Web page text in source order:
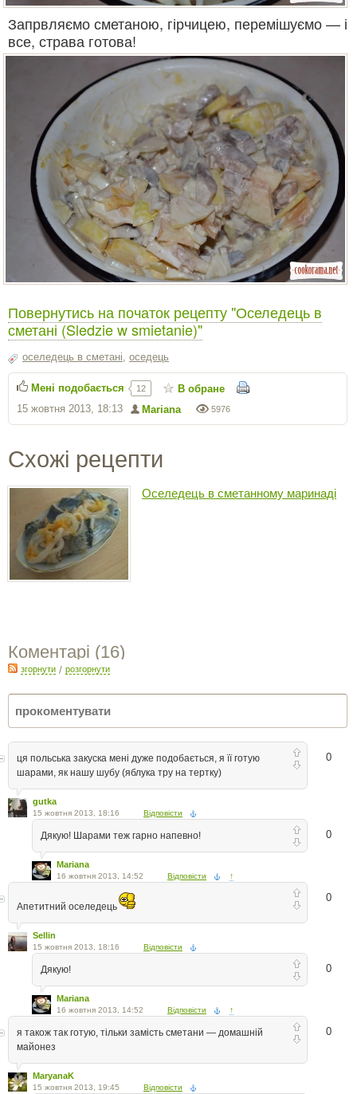
Запрвляємо сметаною, гірчицею, перемішуємо — і
все, страва готова!
Повернутись на початок рецепту "Оселедець в
сметані (Sledzie w smietanie)"
оселедець в сметані, оседець
5976
Mariana
15 жовтня 2013, 18:13
Мені подобається 12 В обране
Схожі рецепти
Оселедець в сметанному маринаді
Коментарі (16)
згорнути / розгорнути
0
ця польська закуска мені дуже подобається, я її готую
шарами, як нашу шубу (яблука тру на тертку)
gutka
15 жовтня 2013, 18:16 Відповісти
0
Дякую! Шарами теж гарно напевно!
Mariana
16 жовтня 2013, 14:52 Відповісти ↑
0
Апетитний оселедець
Sellin
15 жовтня 2013, 18:16 Відповісти
0
Дякую!
Mariana
16 жовтня 2013, 14:52 Відповісти ↑
0
я також так готую, тільки замість сметани — домашній
майонез
MaryanaK
15 жовтня 2013, 19:45 Відповісти